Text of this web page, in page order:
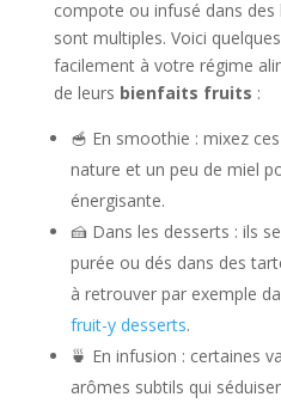
compote ou infusé dans
sont multiples. Voici
facilement à votre régime
de leurs bienfaits fruits :
🥣 En smoothie : mixez
nature et un peu de miel
énergisante.
🍰 Dans les desserts : ils
purée ou dés dans des
à retrouver par exemple
fruit-y desserts.
🍵 En infusion : certaines
arômes subtils qui